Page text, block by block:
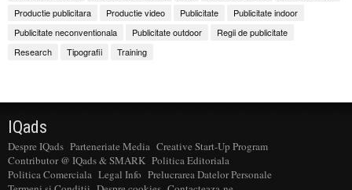
Productie publicitara
Productie video Publicitate
Publicitate indoor
Publicitate neconventionala
Publicitate outdoor
Regii de publicitate
Research
Tipografii Training
IQads
Despre IQads Parteneriate Media Creative Start-Up Program
Contributor @ IQads & SMARK Politica Editoriala
Politica Comerciala Legal Info Prelucrarea Datelor Personale